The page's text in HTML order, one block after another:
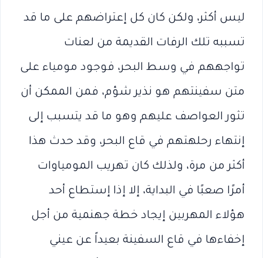
ليس أكثر، ولكن كان كل إعتراضهم على ما قد
تسببه تلك الرفات القديمة من لعنات
تواجههم في وسط البحر، فوجود مومياء على
متن سفينتهم هو نذير شؤم، فمن الممكن أن
تثور العواصف عليهم وهو ما قد يتسبب إلى
إنتهاء رحلهتهم في قاع البحر، وقد حدث هذا
أكثر من مرة، ولذلك كان تهريب المومياوات
أمرًا صعبًا في البداية، إلا إذا إستطاع أحد
هؤلاء المهربين إيجاد خطة جهنمية من أجل
إخفاءها في قاع السفينة بعيداً عن عيني